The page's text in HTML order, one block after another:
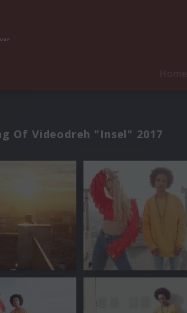
Home
Of Videodreh "Insel" 2017